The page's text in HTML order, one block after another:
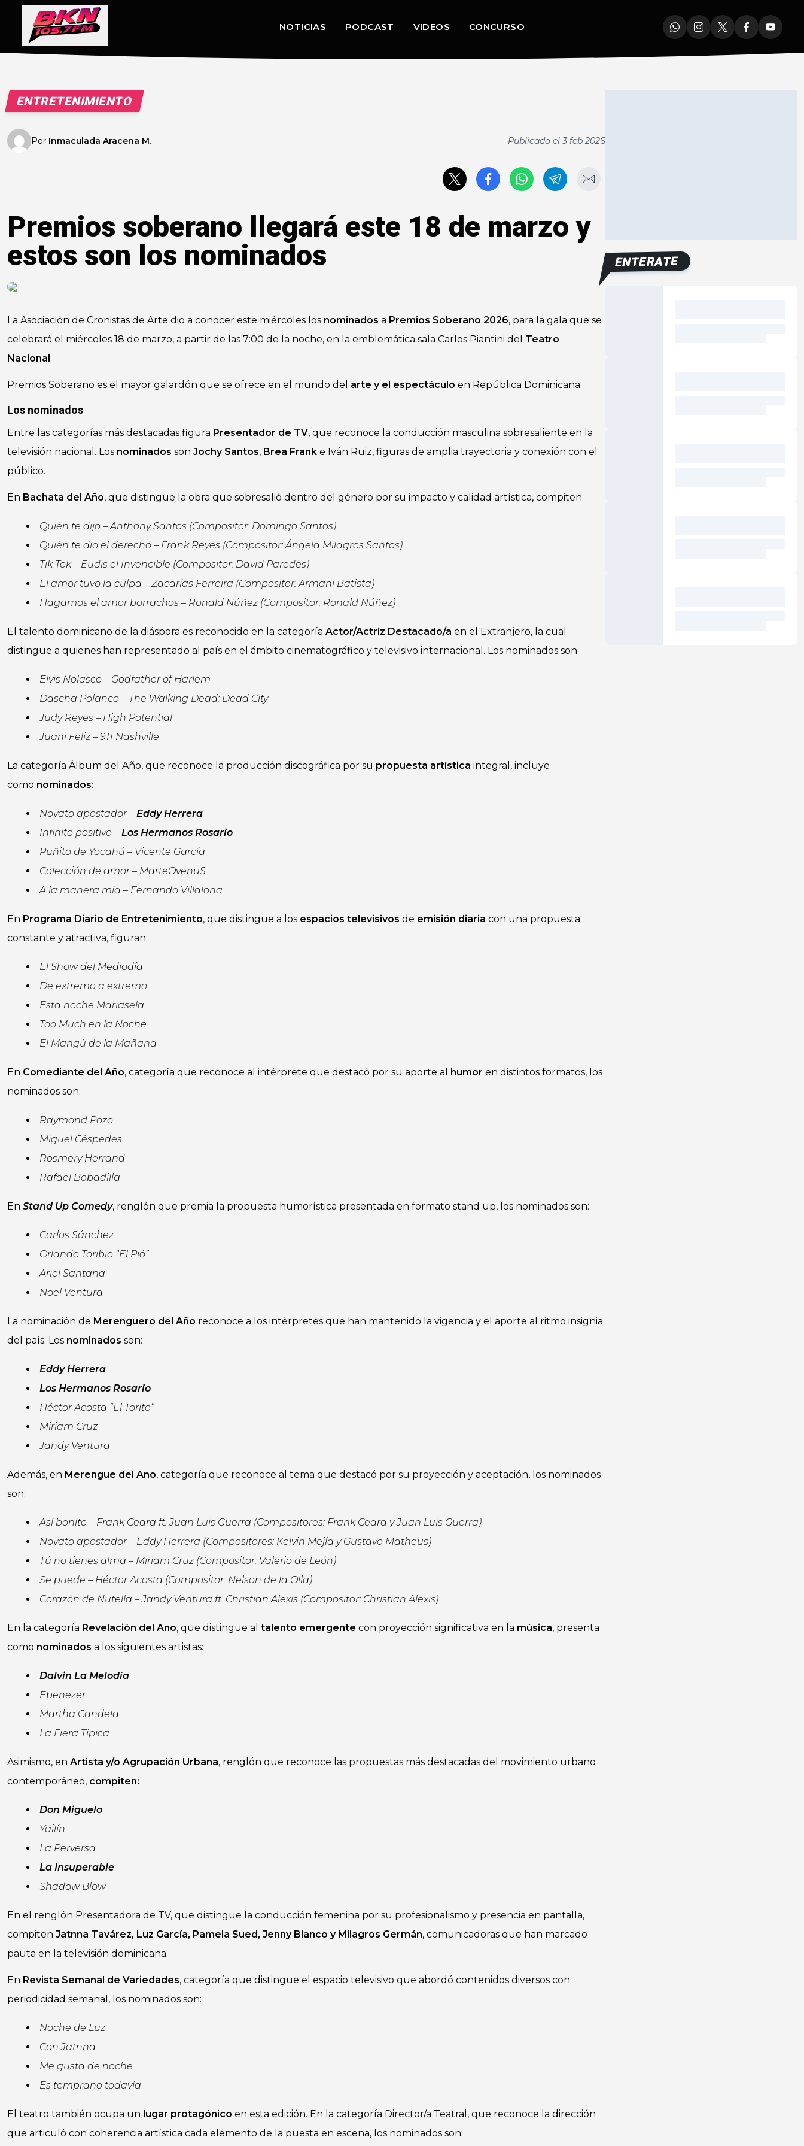
NOTICIAS PODCAST VIDEOS CONCURSO
ENTRETENIMIENTO
Por Inmaculada Aracena M. Publicado el 3 feb 2026
Premios soberano llegará este 18 de marzo y
estos son los nominados
La Asociación de Cronistas de Arte dio a conocer este miércoles los nominados a Premios Soberano 2026, para la gala que se
celebrará el miércoles 18 de marzo, a partir de las 7:00 de la noche, en la emblemática sala Carlos Piantini del Teatro
Nacional.
Premios Soberano es el mayor galardón que se ofrece en el mundo del arte y el espectáculo en República Dominicana.
Los nominados
Entre las categorías más destacadas figura Presentador de TV, que reconoce la conducción masculina sobresaliente en la
televisión nacional. Los nominados son Jochy Santos, Brea Frank e Iván Ruiz, figuras de amplia trayectoria y conexión con el
público.
En Bachata del Año, que distingue la obra que sobresalió dentro del género por su impacto y calidad artística, compiten:
Quién te dijo – Anthony Santos (Compositor: Domingo Santos)
Quién te dio el derecho – Frank Reyes (Compositor: Ángela Milagros Santos)
Tik Tok – Eudis el Invencible (Compositor: David Paredes)
El amor tuvo la culpa – Zacarías Ferreira (Compositor: Armani Batista)
Hagamos el amor borrachos – Ronald Núñez (Compositor: Ronald Núñez)
El talento dominicano de la diáspora es reconocido en la categoría Actor/Actriz Destacado/a en el Extranjero, la cual
distingue a quienes han representado al país en el ámbito cinematográfico y televisivo internacional. Los nominados son:
Elvis Nolasco – Godfather of Harlem
Dascha Polanco – The Walking Dead: Dead City
Judy Reyes – High Potential
Juani Feliz – 911 Nashville
La categoría Álbum del Año, que reconoce la producción discográfica por su propuesta artística integral, incluye
como nominados:
Novato apostador – Eddy Herrera
Infinito positivo – Los Hermanos Rosario
Puñito de Yocahú – Vicente García
Colección de amor – MarteOvenuS
A la manera mía – Fernando Villalona
En Programa Diario de Entretenimiento, que distingue a los espacios televisivos de emisión diaria con una propuesta
constante y atractiva, figuran:
El Show del Mediodía
De extremo a extremo
Esta noche Mariasela
Too Much en la Noche
El Mangú de la Mañana
En Comediante del Año, categoría que reconoce al intérprete que destacó por su aporte al humor en distintos formatos, los
nominados son:
Raymond Pozo
Miguel Céspedes
Rosmery Herrand
Rafael Bobadilla
En Stand Up Comedy, renglón que premia la propuesta humorística presentada en formato stand up, los nominados son:
Carlos Sánchez
Orlando Toribio “El Pió”
Ariel Santana
Noel Ventura
La nominación de Merenguero del Año reconoce a los intérpretes que han mantenido la vigencia y el aporte al ritmo insignia
del país. Los nominados son:
Eddy Herrera
Los Hermanos Rosario
Héctor Acosta “El Torito”
Miriam Cruz
Jandy Ventura
Además, en Merengue del Año, categoría que reconoce al tema que destacó por su proyección y aceptación, los nominados
son:
Así bonito – Frank Ceara ft. Juan Luis Guerra (Compositores: Frank Ceara y Juan Luis Guerra)
Novato apostador – Eddy Herrera (Compositores: Kelvin Mejía y Gustavo Matheus)
Tú no tienes alma – Miriam Cruz (Compositor: Valerio de León)
Se puede – Héctor Acosta (Compositor: Nelson de la Olla)
Corazón de Nutella – Jandy Ventura ft. Christian Alexis (Compositor: Christian Alexis)
En la categoría Revelación del Año, que distingue al talento emergente con proyección significativa en la música, presenta
como nominados a los siguientes artistas:
Dalvin La Melodía
Ebenezer
Martha Candela
La Fiera Típica
Asimismo, en Artista y/o Agrupación Urbana, renglón que reconoce las propuestas más destacadas del movimiento urbano
contemporáneo, compiten:
Don Miguelo
Yailín
La Perversa
La Insuperable
Shadow Blow
En el renglón Presentadora de TV, que distingue la conducción femenina por su profesionalismo y presencia en pantalla,
compiten Jatnna Tavárez, Luz García, Pamela Sued, Jenny Blanco y Milagros Germán, comunicadoras que han marcado
pauta en la televisión dominicana.
En Revista Semanal de Variedades, categoría que distingue el espacio televisivo que abordó contenidos diversos con
periodicidad semanal, los nominados son:
Noche de Luz
Con Jatnna
Me gusta de noche
Es temprano todavía
El teatro también ocupa un lugar protagónico en esta edición. En la categoría Director/a Teatral, que reconoce la dirección
que articuló con coherencia artística cada elemento de la puesta en escena, los nominados son:
ENTERATE